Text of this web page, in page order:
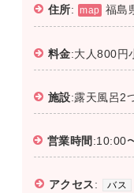
住所: map 福島
料金:大人800円
施設:露天風呂2
営業時間:10:00
アクセス: バス